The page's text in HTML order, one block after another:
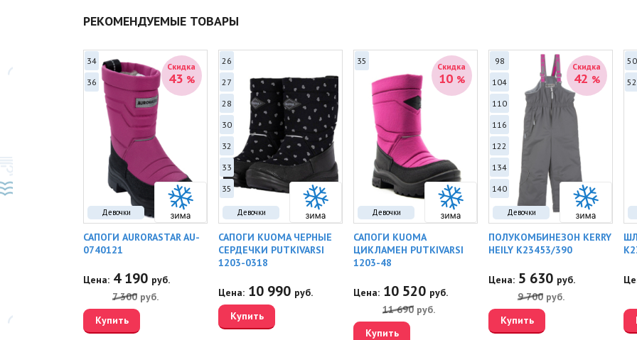
•
РЕКОМЕНДУЕМЫЕ ТОВАРЫ
Девочки
Скидка
43 %
34
36
САПОГИ AURORASTAR AU-
0740121
Цена: 4 190 руб.
7 300 руб.
Купить
Девочки
26
27
28
30
32
33
35
САПОГИ KUOMA ЧЕРНЫЕ
СЕРДЕЧКИ PUTKIVARSI
1203-0318
Цена: 10 990 руб.
Купить
Девочки
Скидка
10 %
35
САПОГИ KUOMA
ЦИКЛАМЕН PUTKIVARSI
1203-48
Цена: 10 520 руб.
11 690 руб.
Купить
Девочки
Скидка
42 %
98
104
110
116
122
134
140
ПОЛУКОМБИНЕЗОН KERRY
HEILY K23453/390
Цена: 5 630 руб.
9 700 руб.
Купить
50
52